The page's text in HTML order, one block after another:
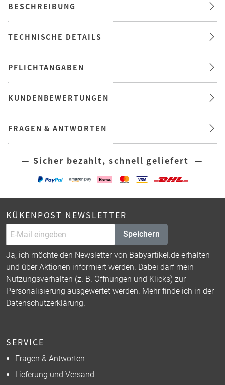
BESCHREIBUNG
TECHNISCHE DETAILS
PFLICHTANGABEN
KUNDENBEWERTUNGEN
FRAGEN & ANTWORTEN
— Sicher bezahlt, schnell geliefert —
KÜKENPOST NEWSLETTER
Speichern
Ja, ich möchte den Newsletter von Babyartikel.de erhalten
und über Aktionen informiert werden. Dabei darf mein
Nutzungsverhalten (z. B. Öffnungen und Klicks) zur
Personalisierung ausgewertet werden. Mehr finde ich in der
Datenschutzerklärung.
SERVICE
Fragen & Antworten
Lieferung und Versand